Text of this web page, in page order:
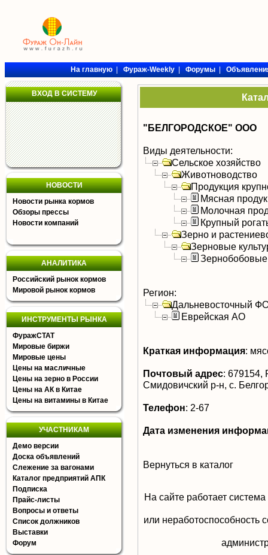
На главную|Фураж-Weekly|Форумы|
ВХОД В СИСТЕМУ
НОВОСТИ
Новости рынка кормов
Обзоры прессы
Новости компаний
АНАЛИТИКА
Российский рынок кормов
Мировой рынок кормов
ИНСТРУМЕНТЫ РЫНКА
ФуражСТАТ
Мировые биржи
Мировые цены
Цены на масличные
Цены на зерно в России
Цены на АК в Китае
Цены на витамины в Китае
УЧАСТНИКАМ
Демо версии
Доска объявлений
Слежение за вагонами
Каталог предприятий АПК
Подписка
Прайс-листы
Вопросы и ответы
Список должников
Выставки
Форум
"БЕЛГОРОДСКОЕ" ООО
Виды деятельности:
Сельское хозяйство
Животноводство
Продукция
Мясная
Молочная
Крупный
Зерно и
Зерновые
Зернобобовые
Регион:
Дальневосточный
Еврейская АО
Краткая информация:
Почтовый адрес: 679154,
Смидовичский р-н, с.
Телефон: 2-67
Дата изменения
Вернуться в каталог
На сайте работает
или неработоспособность